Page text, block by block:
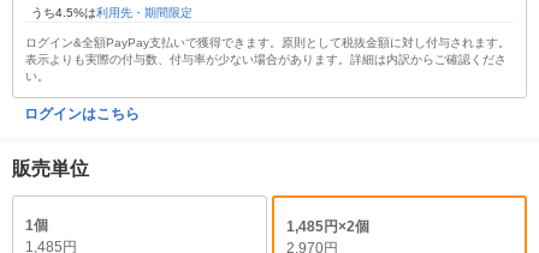
うち4.5%は利用先・期間限定
ログイン&全額PayPay支払いで獲得できます。原則として税抜金額に対し付与されます。
表示よりも実際の付与数、付与率が少ない場合があります。詳細は内訳からご確認くださ
い。
ログインはこちら
販売単位
1個
1,485円
1,485円×2個
2,970円